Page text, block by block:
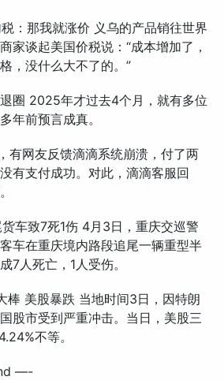
：那我就涨价 义乌的产品销往世界
家谈起美国价税说：“成本增加了，
，没什么大不了的。”
圈 2025年才过去4个月，就有多位
年前预言成真。
有网友反馈滴滴系统崩溃，付了两
有支付成功。对此，滴滴客服回
车致7死1伤 4月3日，重庆交巡警
车在重庆境内路段追尾一辆重型半
7人死亡，1人受伤。
棒 美股暴跌 当地时间3日，因特朗
股市受到严重冲击。当日，美股三
不等。
—-